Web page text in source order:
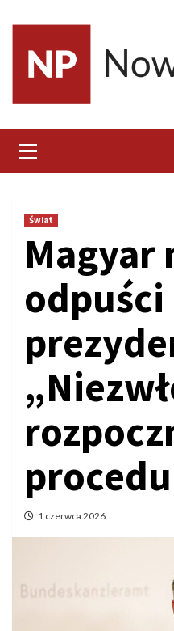
content
Menu
Świat
Magyar
1 czerwca 2026